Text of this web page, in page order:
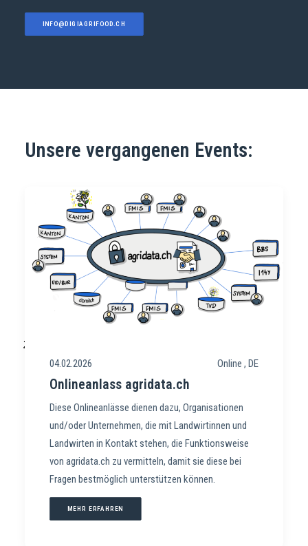
INFO@DIGIAGRIFOOD.CH
Unsere vergangenen Events:
04.02.2026 Online , DE
Onlineanlass agridata.ch
Diese Onlineanlässe dienen dazu, Organisationen
und/oder Unternehmen, die mit Landwirtinnen und
Landwirten in Kontakt stehen, die Funktionsweise
von agridata.ch zu vermitteln, damit sie diese bei
Fragen bestmöglich unterstützen können.
MEHR ERFAHREN